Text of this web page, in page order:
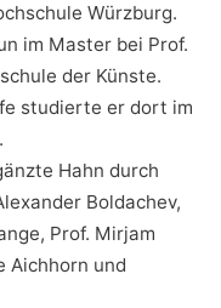
Würzburg.
im Master bei Prof.
der Künste.
studierte er dort im
Hahn durch
Boldachev,
Prof. Mirjam
Aichhorn und